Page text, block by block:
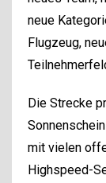
neue
Flugzeug,
Die Strecke
mit vielen
Highspeed-